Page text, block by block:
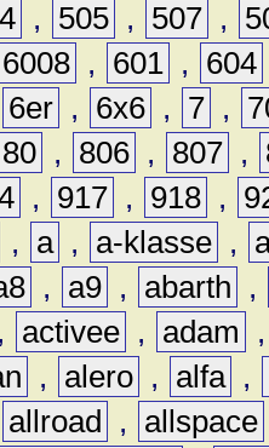
, 505 , 507 ,
6008 , 601 , 604
6er , 6x6 , 7 ,
80 , 806 , 807 ,
, 917 , 918 ,
, a , a-klasse ,
, a9 , abarth
,
, activee , adam
, alero , alfa ,
allroad , allspace